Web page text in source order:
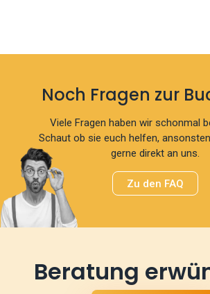
Noch Fragen zur
Viele Fragen haben wir schonmal
Schaut ob sie euch helfen,
gerne direkt an uns.
Zu den FAQ
Beratung